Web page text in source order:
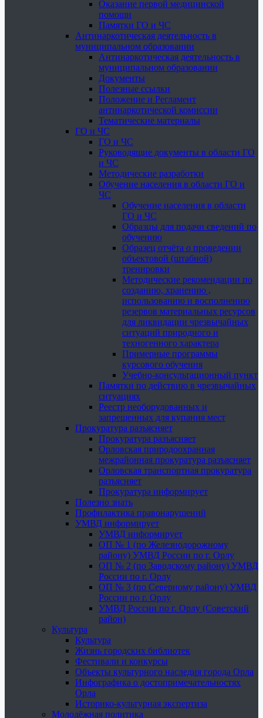
Оказание первой медицинской
помощи
Памятки ГО и ЧС
Антинаркотическая деятельность в
муниципальном образовании
Антинаркотическая деятельность в
муниципальном образовании
Документы
Полезные ссылки
Положение и Регламент
антинаркотической комиссии
Тематические материалы
ГО и ЧС
ГО и ЧС
Руководящие документы в области ГО
и ЧС
Методические разработки
Обучение населения в области ГО и
ЧС
Обучение населения в области
ГО и ЧС
Образцы для подачи сведений по
обучению
Образец отчёта о проведении
объектовой (штабной)
тренировки
Методические рекомендации по
созданию, хранению ,
использованию и восполнению
резервов материальных ресурсов
для ликвидации чрезвычайных
ситуаций природного и
техногенного характера
Примерные программы
курсового обучения
Учебно-консультационный пункт
Памятки по действию в чрезвычайных
ситуациях
Реестр необорудованных и
запрещенных для купания мест
Прокуратура разъясняет
Прокуратура разъясняет
Орловская природоохранная
межрайонная прокуратура разъясняет
Орловская транспортная прокуратура
разъясняет
Прокуратура информирует
Полезно знать
Профилактика правонарушений
УМВД информирует
УМВД информирует
ОП № 1 (по Железнодорожному
району) УМВД России по г. Орлу
ОП № 2 (по Заводскому району) УМВД
России по г. Орлу
ОП № 3 (по Северному району) УМВД
России по г. Орлу
УМВД России по г. Орлу (Советский
район)
Культура
Культура
Жизнь городских библиотек
Фестивали и конкурсы
Объекты культурного наследия города Орла
Инфографика о достопримечательностях
Орла
Историко-культурная экспертиза
Молодёжная политика